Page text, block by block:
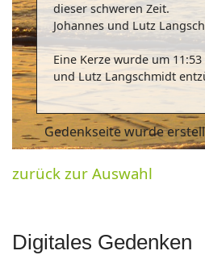
dieser schweren Zeit.
Johannes und Lutz
Eine Kerze wurde um
und Lutz Langschmidt
Gedenkseite wurde
zurück zur Auswahl
Digitales Gedenken